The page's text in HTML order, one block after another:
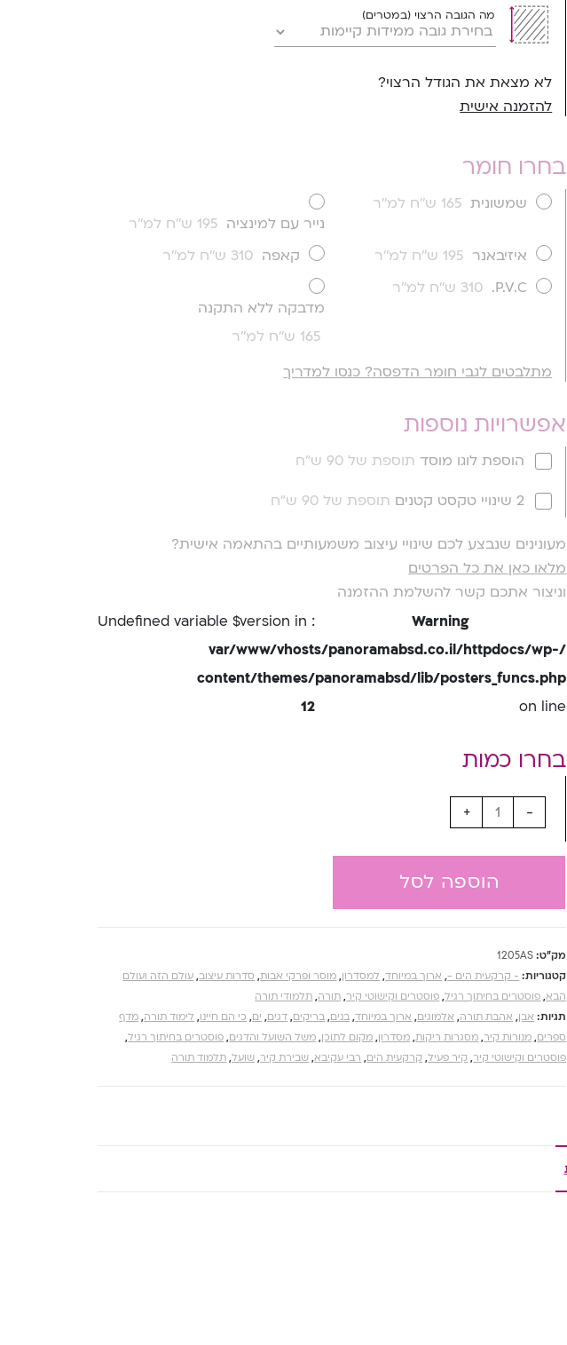
מה הגובה הרצוי (במטרים)
לא מצאת את הגודל הרצוי?
להזמנה אישית
בחרו חומר
שמשונית 165 ש''ח למ''ר
נייר עם למינציה 195 ש''ח למ''ר
איזיבאנר 195 ש''ח למ''ר קאפה 310 ש''ח למ''ר
P.V.C.
310 ש''ח למ''ר
מדבקה ללא התקנה
165 ש''ח למ''ר
מתלבטים לגבי חומר הדפסה? כנסו למדריך
אפשרויות נוספות
הוספת לוגו מוסד תוספת של 90 ש"ח
2 שינויי טקסט קטנים תוספת של 90 ש"ח
מעונינים שנבצע לכם שינויי עיצוב משמעותיים בהתאמה אישית?
מלאו כאן את כל הפרטים
וניצור אתכם קשר להשלמת ההזמנה
Warning
: Undefined variable $version in
/var/www/vhosts/panoramabsd.co.il/httpdocs/wp-
content/themes/panoramabsd/lib/posters_funcs.php
on line
12
-
+
הוספה לסל
מק"ט: 1205AS
קטגוריות: - קרקעית הים -, ארוך במיוחד, למסדרון, מוסר ופרקי אבות, סדרות עיצוב, עולם הזה ועולם
הבא, פוסטרים בחיתוך רגיל, פוסטרים וקישוטי קיר, תורה, תלמודי תורה
תגיות: אבן, אהבת תורה, אלמוגים, ארוך במיוחד, בנים, בריקים, דגים, ים, כי הם חיינו, לימוד תורה, מדף
ספרים, מנורות קיר, מסגרות ריקות, מסדרון, מקום לתוכן, משל השועל והדגים, פוסטרים בחיתוך רגיל,
פוסטרים וקישוטי קיר, קיר פעיל, קרקעית הים, רבי עקיבא, שבירת קיר, שועל, תלמוד תורה